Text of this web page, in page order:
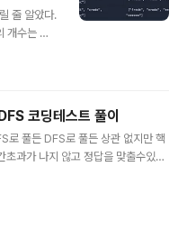
받기 때문
이 됩니
버에 반
줄 알았다.
수는 총
적용해
부터 2까
의 인덱스
024 0 1 2
2 103 0 1
코딩테스트 풀이
로 풀든 DFS로 풀든 상관 없지만 핵
과가 나지 않고 정답을 맞출수있다.
에 최소비용을 계속 갱신해주고 이